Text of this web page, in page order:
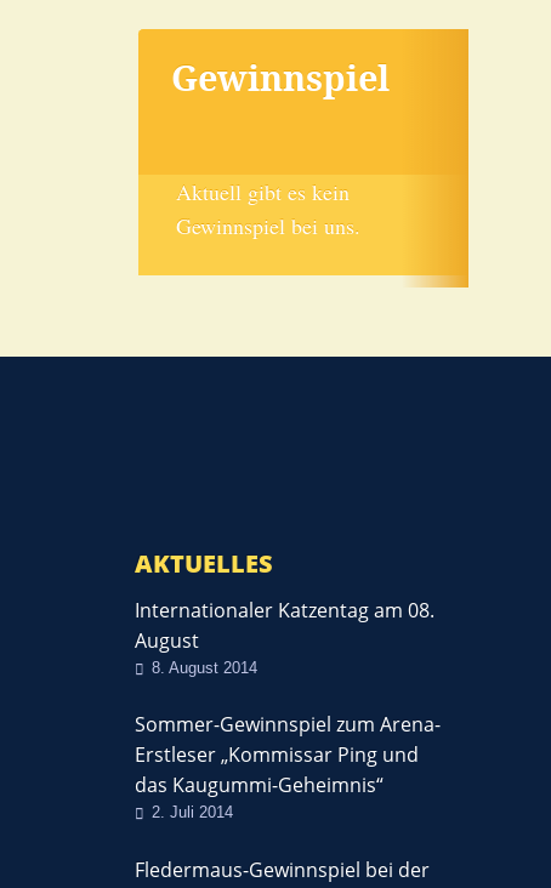
Gewinnspiel
Aktuell gibt es kein
Gewinnspiel bei uns.
AKTUELLES
Internationaler Katzentag am 08.
August
8. August 2014
Sommer-Gewinnspiel zum Arena-
Erstleser „Kommissar Ping und
das Kaugummi-Geheimnis“
2. Juli 2014
Fledermaus-Gewinnspiel bei der